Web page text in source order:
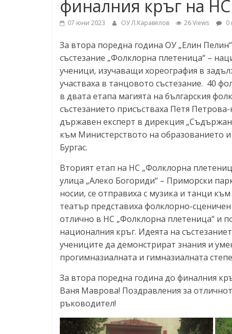
финалния кръг на
07 юни 2023 ОУ Л.Каравелов 26 Views 0
За втора поредна година ОУ „Елин
състезание „Фолклорна плетеница“ –
ученици, изучаващи хореография в
участваха в танцовото състезание. 40
в двата етапа магията на българския
състезанието присъстваха Петя
държавен експерт в дирекция
към Министерството на образованието
Бургас.
Вторият етап на НС „Фолклорна
улица „Алеко Богориди“ – Приморски
носии, се отправиха с музика и танци
театър представиха фолклорно-
отлично в НС „Фолклорна плетеница“ и
националния кръг. Идеята на
учениците да демонстрират знания и
прогимназиалната и гимназиалната
За втора поредна година до финалния
Ваня Маврова! Поздравления за
ръководител!